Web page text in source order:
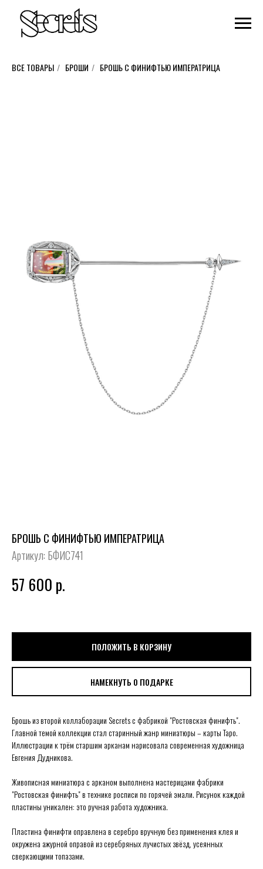
ВСЕ ТОВАРЫ / БРОШИ / БРОШЬ С ФИНИФТЬЮ ИМПЕРАТРИЦА
БРОШЬ С ФИНИФТЬЮ ИМПЕРАТРИЦА
Артикул: БФИС741
57 600 р.
ПОЛОЖИТЬ В КОРЗИНУ
НАМЕКНУТЬ О ПОДАРКЕ
Брошь из второй коллаборации Secrets с фабрикой "Ростовская финифть".
Главной темой коллекции стал старинный жанр миниатюры – карты Таро.
Иллюстрации к трём старшим арканам нарисовала современная художница
Евгения Дудникова.
Живописная миниатюра с арканом выполнена мастерицами фабрики
"Ростовская финифть" в технике росписи по горячей эмали. Рисунок каждой
пластины уникален: это ручная работа художника.
Пластина финифти оправлена в серебро вручную без применения клея и
окружена ажурной оправой из серебряных лучистых звёзд, усеянных
сверкающими топазами.